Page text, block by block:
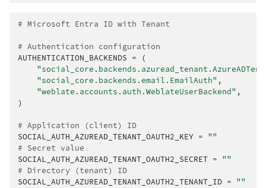
# Microsoft Entra ID with Tenant
# Authentication configuration
AUTHENTICATION_BACKENDS =
(
"social_core.backends.email.EmailAuth" ,
"weblate.accounts.auth.WeblateUserBackend" ,
)
# Application (client) ID
SOCIAL_AUTH_AZUREAD_TENANT_OAUTH2_KEY = ""
# Secret value
SOCIAL_AUTH_AZUREAD_TENANT_OAUTH2_SECRET = ""
# Directory (tenant) ID
SOCIAL_AUTH_AZUREAD_TENANT_OAUTH2_TENANT_ID = ""